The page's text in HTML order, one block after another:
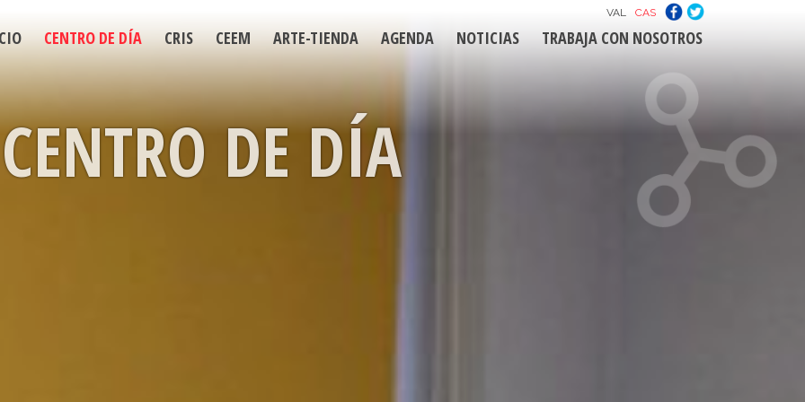
VAL CAS
CENTRO DE DÍA CRIS CEEM ARTE-TIENDA AGENDA NOTICIAS TRABAJA CON NOSOTROS
CENTRO DE DÍA